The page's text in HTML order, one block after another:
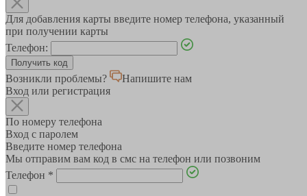
Для добавления карты введите номер телефона, указанный
при получении карты
Телефон:
Возникли проблемы?
Напишите нам
Вход или регистрация
По номеру телефона
Вход с паролем
Введите номер телефона
Мы отправим вам код в смс на телефон или позвоним
Телефон *